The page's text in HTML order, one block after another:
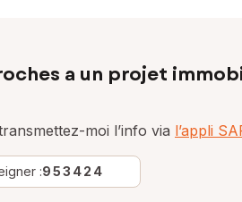
a un projet
moi l’info via l’appli
:953424